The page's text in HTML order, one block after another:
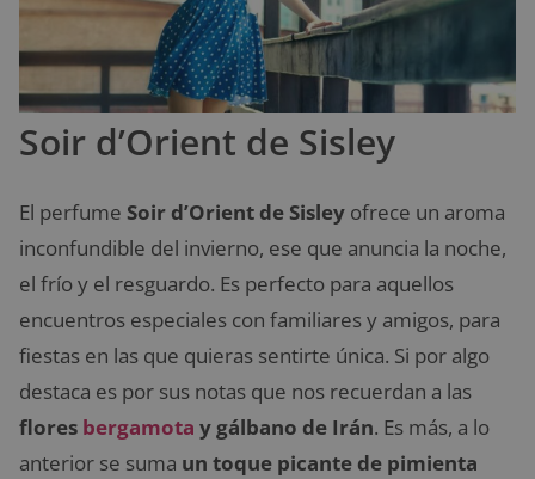
Soir d’Orient de Sisley
El perfume Soir d’Orient de Sisley ofrece un aroma
inconfundible del invierno, ese que anuncia la noche,
el frío y el resguardo. Es perfecto para aquellos
encuentros especiales con familiares y amigos, para
fiestas en las que quieras sentirte única. Si por algo
destaca es por sus notas que nos recuerdan a las
flores bergamota y gálbano de Irán. Es más, a lo
anterior se suma un toque picante de pimienta